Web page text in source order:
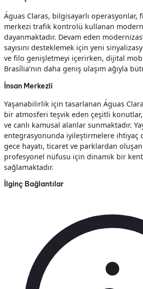
Águas Claras, bilgisayarlı
merkezi trafik kontrolü kullanan
dayanmaktadır. Devam eden
sayısını desteklemek için yeni
ve filo genişletmeyi içerirken, dijital
Brasília’nın daha geniş ulaşım ağıyla
İnsan Merkezli
Yaşanabilirlik için tasarlanan Águas
bir atmosferi teşvik eden çeşitli
ve canlı kamusal alanlar sunmaktadır.
entegrasyonunda iyileştirmelere ihtiyaç
gece hayatı, ticaret ve parklardan oluşan
profesyonel nüfusu için dinamik bir
sağlamaktadır.
İlginç Bağlantılar